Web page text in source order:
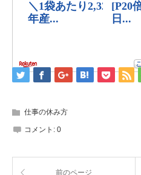
仕事の休み方
コメント: 0
前のページ